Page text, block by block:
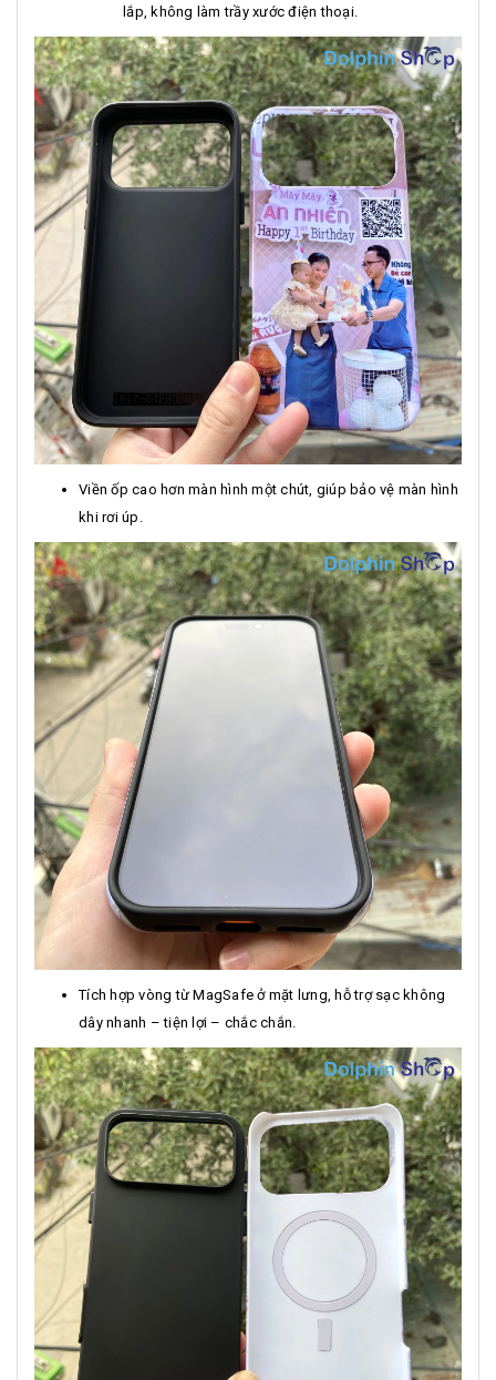
lắp, không làm trầy xước điện thoại.
Viền ốp cao hơn màn hình một chút, giúp bảo vệ màn hình
khi rơi úp.
Tích hợp vòng từ MagSafe ở mặt lưng, hỗ trợ sạc không
dây nhanh – tiện lợi – chắc chắn.